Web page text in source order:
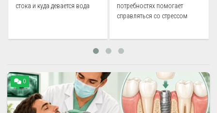
стока и куда девается вода
потребностях помогает
справляться со стрессом
0